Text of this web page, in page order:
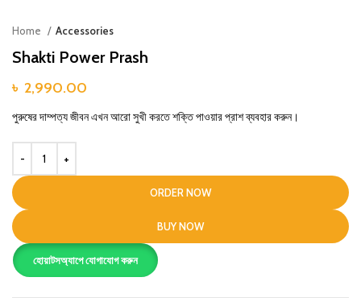
Home Accessories
Shakti Power Prash
৳ 2,990.00
পুরুষের দাম্পত্য জীবন এখন আরো সুখী করতে শক্তি পাওয়ার প্রাশ ব্যবহার করুন।
ORDER NOW
BUY NOW
হোয়াটসঅ্যাপে যোগাযোগ করুন